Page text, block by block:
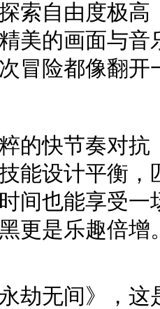
索自由度极
美的画面与
冒险都像翻开
快节奏对抗
能设计平衡
间也能享受
更是乐趣倍增
无间》，这